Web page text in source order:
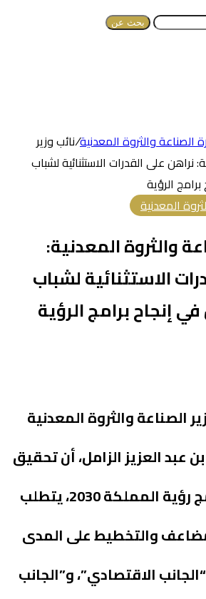
بحث عن
الصناعة والثروة المعدنية/نائب وزير
نراهن على القدرات الاستثنائية لشباب
الرؤية
المعدنية
والثروة المعدنية:
الاستثنائية لشباب
إنجاح برامج الرؤية
الصناعة والثروة المعدنية
عبد العزيز الزامل، أن تحقيق
مستهدفات وبرامج رؤية المملكة 2030، يتطلب
والتخطيط على المدى
الاقتصادي”، و”الجانب